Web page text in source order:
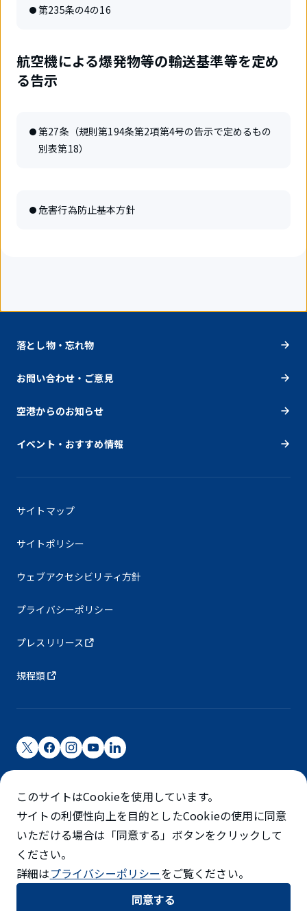
第235条の4の16
航空機による爆発物等の輸送基準等を定め
る告示
第27条（規則第194条第2項第4号の告示で定めるもの
別表第18）
危害行為防止基本方針
落とし物・忘れ物
お問い合わせ・ご意見
空港からのお知らせ
イベント・おすすめ情報
サイトマップ
サイトポリシー
ウェブアクセシビリティ方針
プライバシーポリシー
プレスリリース
規程類
成田国際空港株式会社
成田国際空港は成田国際空港㈱（NAA）が運営しています
©NARITA INTERNATIONAL AIRPORT CORPORATION
SKYTRAX
5スターエアポート
このサイトはCookieを使用しています。
サイトの利便性向上を目的としたCookieの使用に同意
いただける場合は「同意する」ボタンをクリックして
ください。
詳細はプライバシーポリシーをご覧ください。
同意する